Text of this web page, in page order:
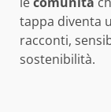
tappa diventa
racconti,
sostenibilità.